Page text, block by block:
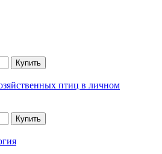
птиц в личном